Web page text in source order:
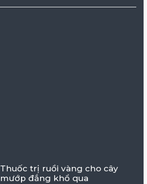
Thuốc trị ruồi vàng cho cây
mướp đắng khổ qua